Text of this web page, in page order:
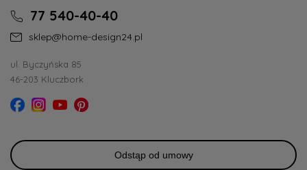
77 540-40-40
sklep@home-design24.pl
ul. Byczyńska 85
46-203 Kluczbork
Odstąp od umowy